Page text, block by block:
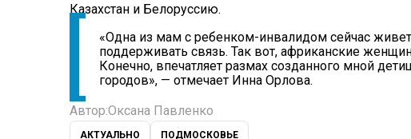
Казахстан и Белоруссию.
«Одна из мам с ребенком-инвалидом сейчас
поддерживать связь. Так вот, африканские
Конечно, впечатляет размах созданного мной
городов», — отмечает Инна Орлова.
Автор:Оксана Павленко
АКТУАЛЬНО ПОДМОСКОВЬЕ